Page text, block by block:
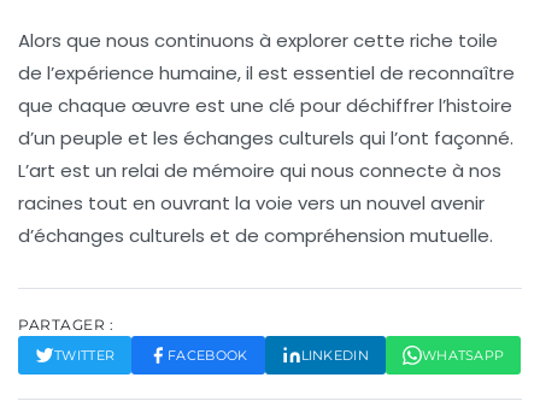
Alors que nous continuons à explorer cette riche toile
de l’expérience humaine, il est essentiel de reconnaître
que chaque œuvre est une clé pour déchiffrer l’histoire
d’un peuple et les échanges culturels qui l’ont façonné.
L’art est un relai de mémoire qui nous connecte à nos
racines tout en ouvrant la voie vers un nouvel avenir
d’échanges culturels et de compréhension mutuelle.
PARTAGER :
TWITTER FACEBOOK LINKEDIN WHATSAPP